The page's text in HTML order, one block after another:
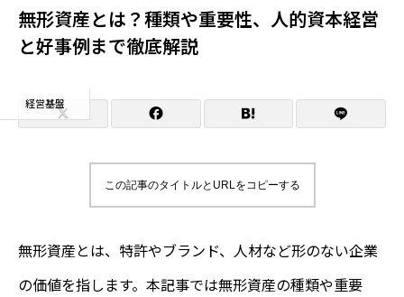
無形資産とは？種類や重要性、人的資本経営
と好事例まで徹底解説
経営基盤
この記事のタイトルとURLをコピーする
無形資産とは、特許やブランド、人材など形のない企業
の価値を指します。本記事では無形資産の種類や重要